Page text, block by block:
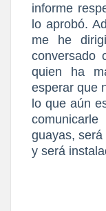
informe
lo aprobó.
me he
conversado
quien ha
esperar que
lo que aún
guayas,
y será